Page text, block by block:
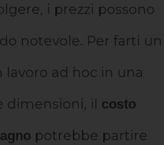
i prezzi possono
notevole. Per farti un
ad hoc in una
dimensioni, il costo
potrebbe partire